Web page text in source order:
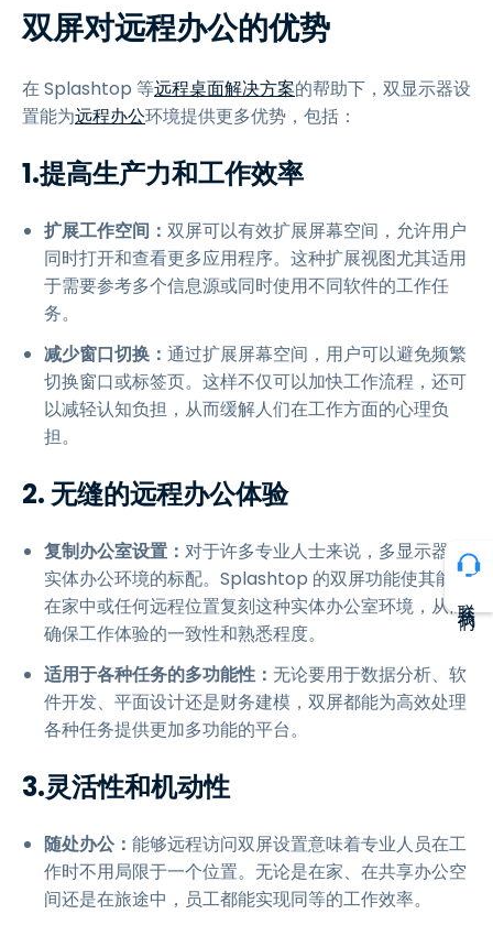
双屏对远程办公的优势
在 Splashtop 等远程桌面解决方案的帮助下，双显示器设
置能为远程办公环境提供更多优势，包括：
1.提高生产力和工作效率
扩展工作空间： 双屏可以有效扩展屏幕空间，允许用户
同时打开和查看更多应用程序。这种扩展视图尤其适用
于需要参考多个信息源或同时使用不同软件的工作任
务。
减少窗口切换： 通过扩展屏幕空间，用户可以避免频繁
切换窗口或标签页。这样不仅可以加快工作流程，还可
以减轻认知负担，从而缓解人们在工作方面的心理负
担。
2. 无缝的远程办公体验
复制办公室设置： 对于许多专业人士来说，多显示器是
实体办公环境的标配。Splashtop 的双屏功能使其能够
在家中或任何远程位置复刻这种实体办公室环境，从而
确保工作体验的一致性和熟悉程度。
适用于各种任务的多功能性： 无论要用于数据分析、软
件开发、平面设计还是财务建模，双屏都能为高效处理
各种任务提供更加多功能的平台。
3.灵活性和机动性
随处办公： 能够远程访问双屏设置意味着专业人员在工
作时不用局限于一个位置。无论是在家、在共享办公空
间还是在旅途中，员工都能实现同等的工作效率。